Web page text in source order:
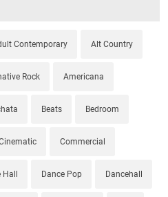
Contemporary Alt Country
Rock Americana
Beats Bedroom
Commercial
Hall Dance Pop Dancehall